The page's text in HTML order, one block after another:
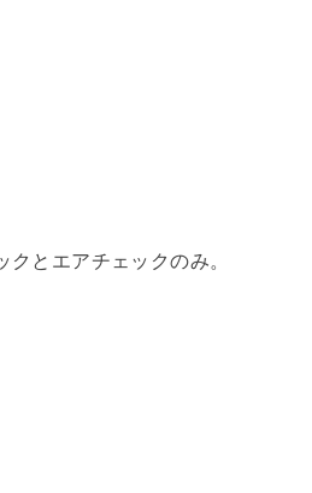
とエアチェックのみ。